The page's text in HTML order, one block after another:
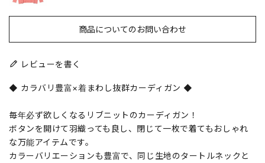
商品についてのお問い合わせ
レビューを書く
◆ カラバリ豊富×着まわし抜群カーディガン ◆
毎年必ず欲しくなるリブニットのカーディガン！
ボタンを開けて羽織っても良し、閉じて一枚で着てもおしゃれ
な万能アイテムです。
カラーバリエーションも豊富で、同じ生地のタートルネックと